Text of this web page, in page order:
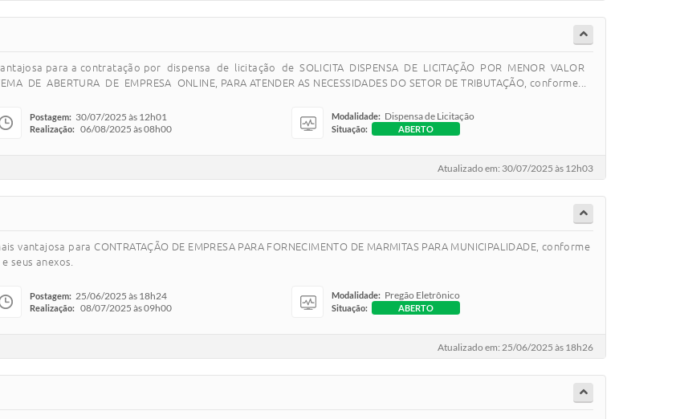
para a contratação por dispensa de licitação de SOLICITA DISPENSA DE LICITAÇÃO POR MENOR VALOR
DE ABERTURA DE EMPRESA ONLINE, PARA ATENDER AS NECESSIDADES DO SETOR DE TRIBUTAÇÃO, conforme...
Postagem: 30/07/2025 às 12h01
Realização: 06/08/2025 às 08h00
Modalidade: Dispensa de Licitação
Situação: ABERTO
Atualizado em: 30/07/2025 às 12h03
para CONTRATAÇÃO DE EMPRESA PARA FORNECIMENTO DE MARMITAS PARA MUNICIPALIDADE, conforme
seus anexos.
Postagem: 25/06/2025 às 18h24
Realização: 08/07/2025 às 09h00
Modalidade: Pregão Eletrônico
Situação: ABERTO
Atualizado em: 25/06/2025 às 18h26